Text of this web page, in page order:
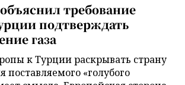
требование
подтверждать
газа
к Турции раскрывать страну
«голубого